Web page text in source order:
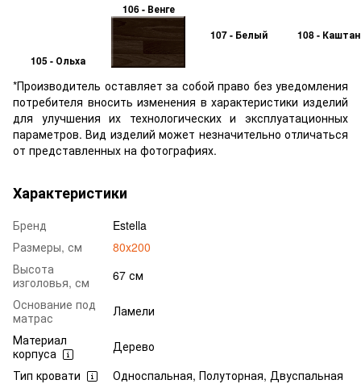
105 - Ольха
106 - Венге
107 - Белый
108 - Каштан
*Производитель оставляет за собой право без уведомления
потребителя вносить изменения в характеристики изделий
для улучшения их технологических и эксплуатационных
параметров. Вид изделий может незначительно отличаться
от представленных на фотографиях.
Характеристики
Бренд
Estella
Размеры, см
80х200
Высота
изголовья, см
67 см
Основание под
матрас
Ламели
Материал
корпуса
Дерево
Тип кровати
Односпальная, Полуторная, Двуспальная